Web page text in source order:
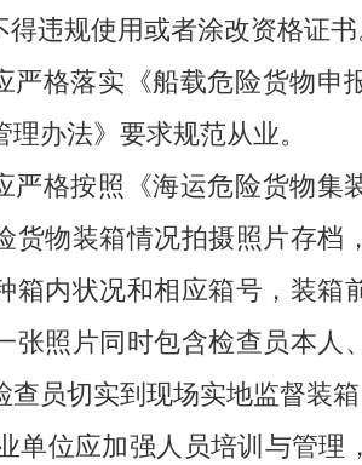
得违规使用或者涂改资格证
严格落实《船载危险货物申
办法》要求规范从业。
严格按照《海运危险货物集
货物装箱情况拍摄照片存档
箱内状况和相应箱号，装箱
张照片同时包含检查员本人
查员切实到现场实地监督装
单位应加强人员培训与管理